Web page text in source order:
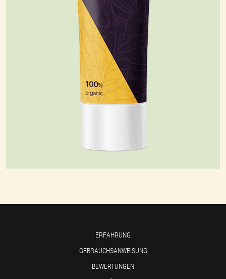
ERFAHRUNG
GEBRAUCHSANWEISUNG
BEWERTUNGEN